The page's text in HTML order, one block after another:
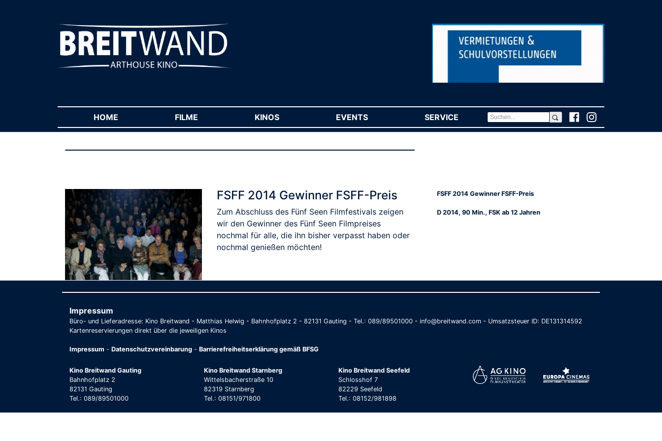
HOME FILME KINOS EVENTS SERVICE (CURRENT)
FSFF 2014 Gewinner FSFF-Preis
Zum Abschluss des Fünf Seen Filmfestivals zeigen
wir den Gewinner des Fünf Seen Filmpreises
nochmal für alle, die ihn bisher verpasst haben oder
nochmal genießen möchten!
FSFF 2014 Gewinner FSFF-Preis
D 2014, 90 Min., FSK ab 12 Jahren
Impressum
Büro- und Lieferadresse: Kino Breitwand - Matthias Helwig - Bahnhofplatz 2 - 82131 Gauting - Tel.: 089/89501000 - info@breitwand.com - Umsatzsteuer ID: DE131314592
Kartenreservierungen direkt über die jeweiligen Kinos
Impressum - Datenschutzvereinbarung - Barrierefreiheitserklärung gemäß BFSG
Kino Breitwand Gauting
Bahnhofplatz 2
82131 Gauting
Tel.: 089/89501000
Kino Breitwand Starnberg
Wittelsbacherstraße 10
82319 Starnberg
Tel.: 08151/971800
Kino Breitwand Seefeld
Schlosshof 7
82229 Seefeld
Tel.: 08152/981898